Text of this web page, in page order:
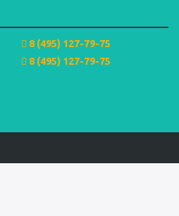
8 (495) 127-79-75
8 (495) 127-79-75